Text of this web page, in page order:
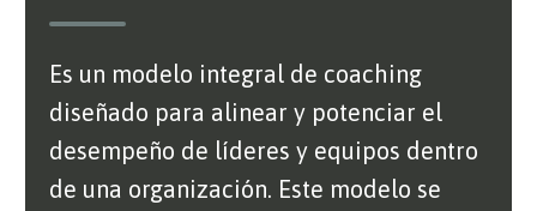
Es un modelo integral de coaching
diseñado para alinear y potenciar el
desempeño de líderes y equipos dentro
de una organización. Este modelo se